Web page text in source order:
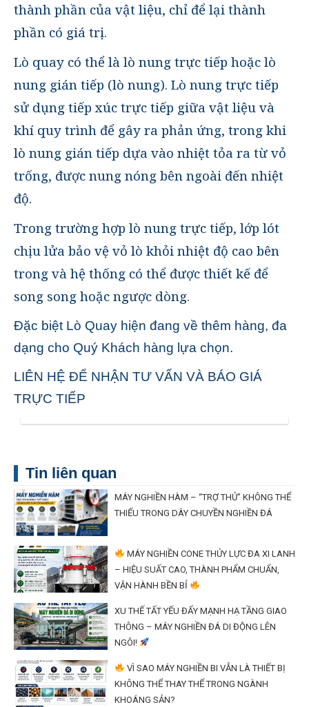
thành phần của vật liệu, chỉ để lại thành
phần có giá trị.
Lò quay có thể là lò nung trực tiếp hoặc lò
nung gián tiếp (lò nung). Lò nung trực tiếp
sử dụng tiếp xúc trực tiếp giữa vật liệu và
khí quy trình để gây ra phản ứng, trong khi
lò nung gián tiếp dựa vào nhiệt tỏa ra từ vỏ
trống, được nung nóng bên ngoài đến nhiệt
độ.
Trong trường hợp lò nung trực tiếp, lớp lót
chịu lửa bảo vệ vỏ lò khỏi nhiệt độ cao bên
trong và hệ thống có thể được thiết kế để
song song hoặc ngược dòng.
Đặc biệt Lò Quay hiện đang về thêm hàng, đa
dạng cho Quý Khách hàng lựa chọn.
LIÊN HỆ ĐỂ NHẬN TƯ VẤN VÀ BÁO GIÁ
TRỰC TIẾP
Tin liên quan
MÁY NGHIỀN HÀM – “TRỢ THỦ” KHÔNG THỂ
THIẾU TRONG DÂY CHUYỀN NGHIỀN ĐÁ
MÁY NGHIỀN CONE THỦY LỰC ĐA XI LANH
– HIỆU SUẤT CAO, THÀNH PHẨM CHUẨN,
VẬN HÀNH BỀN BỈ
XU THẾ TẤT YẾU ĐẨY MẠNH HẠ TẦNG GIAO
THÔNG – MÁY NGHIỀN ĐÁ DI ĐỘNG LÊN
NGÔI!
VÌ SAO MÁY NGHIỀN BI VẪN LÀ THIẾT BỊ
KHÔNG THỂ THAY THẾ TRONG NGÀNH
KHOÁNG SẢN?